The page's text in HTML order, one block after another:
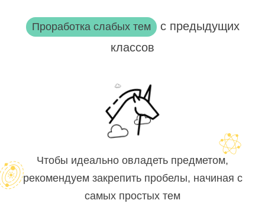
Проработка слабых тем с предыдущих
классов
Чтобы идеально овладеть предметом,
рекомендуем закрепить пробелы, начиная с
самых простых тем